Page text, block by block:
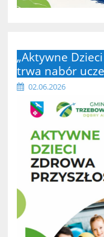
„Aktywne Dzieci
trwa nabór
02.06.2026